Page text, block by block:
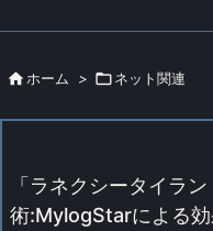
 ホーム > ネット関連
「ラネクシータイラ
術:MylogStarによる